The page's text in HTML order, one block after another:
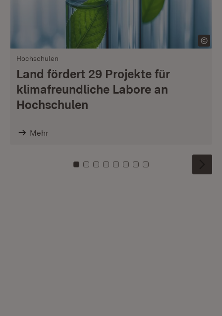
Hochschulen
Land fördert 29 Projekte für
klimafreundliche Labore an
Hochschulen
Mehr
Zu Kachel: 0
Zu Kachel: 1
Zu Kachel: 2
Zu Kachel: 3
Zu Kachel: 4
Zu Kachel: 5
Zu Kachel: 6
Zu Kachel: 7